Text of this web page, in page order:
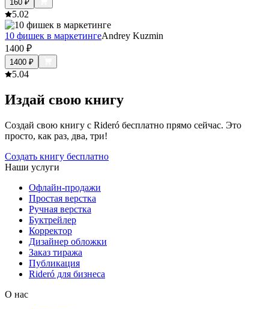
160 ₽
5.02
10 фишек в маркетингеAndrey Kuzmin
1400 ₽
1400 ₽
5.04
Издай свою книгу
Создай свою книгу с Rideró бесплатно прямо сейчас. Это
просто, как раз, два, три!
Создать книгу бесплатно
Наши услуги
Офлайн-продажи
Простая верстка
Ручная верстка
Буктрейлер
Корректор
Дизайнер обложки
Заказ тиража
Публикация
Rideró для бизнеса
О нас